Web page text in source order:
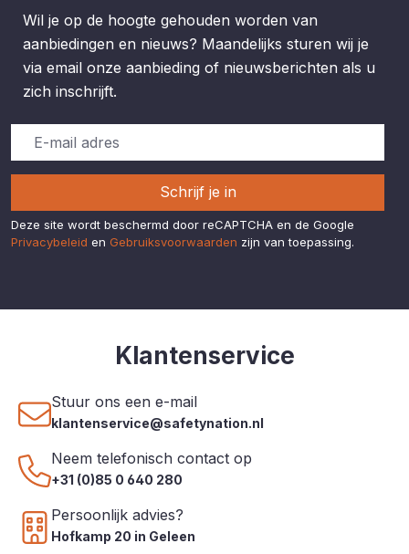
Wil je op de hoogte gehouden worden van
aanbiedingen en nieuws? Maandelijks sturen wij je
via email onze aanbieding of nieuwsberichten als u
zich inschrijft.
Schrijf je in
Deze site wordt beschermd door reCAPTCHA en de Google
Privacybeleid en Gebruiksvoorwaarden zijn van toepassing.
Klantenservice
Stuur ons een e-mail
klantenservice@safetynation.nl
Neem telefonisch contact op
+31 (0)85 0 640 280
Persoonlijk advies?
Hofkamp 20 in Geleen